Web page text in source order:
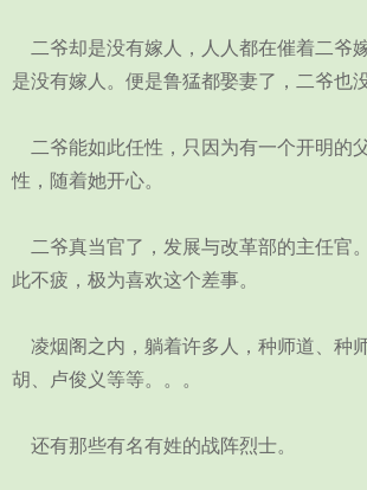
二爷却是没有嫁人，人人都在催着二爷
是没有嫁人。便是鲁猛都娶妻了，二爷也
二爷能如此任性，只因为有一个开明的
性，随着她开心。
二爷真当官了，发展与改革部的主任官
此不疲，极为喜欢这个差事。
凌烟阁之内，躺着许多人，种师道、种
胡、卢俊义等等。。。
还有那些有名有姓的战阵烈士。